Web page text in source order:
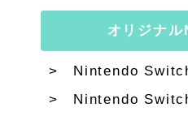
オリジナ
Nintendo
Nintendo